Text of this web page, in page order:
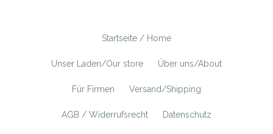
Startseite / Home
Unser Laden/Our store Über uns/About
Für Firmen Versand/Shipping
AGB / Widerrufsrecht Datenschutz